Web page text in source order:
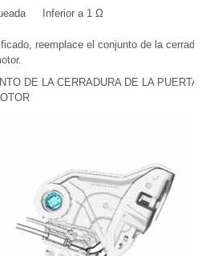
Inferior a 1 Ω
reemplace el conjunto de la
DE LA CERRADURA DE LA PUERTA